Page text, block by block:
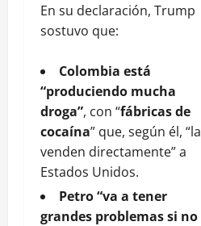
En su declaración, Trump
sostuvo que:
Colombia está
“produciendo mucha
droga”, con “fábricas de
cocaína” que, según él, “la
venden directamente” a
Estados Unidos.
Petro “va a tener
grandes problemas si no